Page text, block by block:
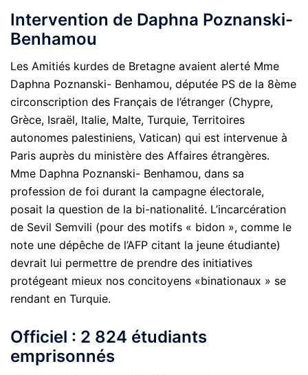
Intervention de Daphna Poznanski-
Benhamou
Les Amitiés kurdes de Bretagne avaient alerté Mme
Daphna Poznanski- Benhamou, députée PS de la 8ème
circonscription des Français de l’étranger (Chypre,
Grèce, Israël, Italie, Malte, Turquie, Territoires
autonomes palestiniens, Vatican) qui est intervenue à
Paris auprès du ministère des Affaires étrangères.
Mme Daphna Poznanski- Benhamou, dans sa
profession de foi durant la campagne électorale,
posait la question de la bi-nationalité. L’incarcération
de Sevil Semvili (pour des motifs « bidon », comme le
note une dépêche de l’AFP citant la jeune étudiante)
devrait lui permettre de prendre des initiatives
protégeant mieux nos concitoyens «binationaux » se
rendant en Turquie.
Officiel : 2 824 étudiants
emprisonnés